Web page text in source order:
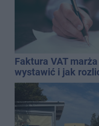
Faktura VAT
wystawić i jak